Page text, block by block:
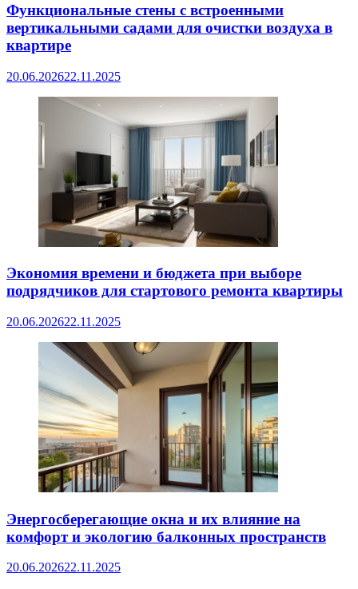
Функциональные стены с встроенными
вертикальными садами для очистки воздуха в
квартире
20.06.202622.11.2025
Экономия времени и бюджета при выборе
подрядчиков для стартового ремонта квартиры
20.06.202622.11.2025
Энергосберегающие окна и их влияние на
комфорт и экологию балконных пространств
20.06.202622.11.2025